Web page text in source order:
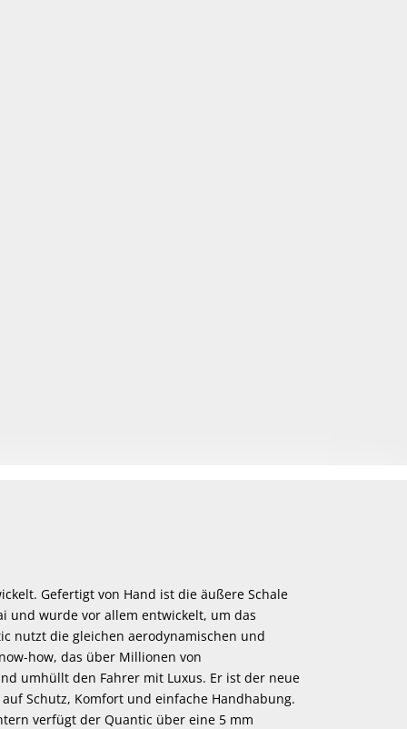
Gefertigt von Hand ist die äußere Schale
und wurde vor allem entwickelt, um das
nutzt die gleichen aerodynamischen und
how, das über Millionen von
umhüllt den Fahrer mit Luxus. Er ist der neue
Schutz, Komfort und einfache Handhabung.
verfügt der Quantic über eine 5 mm